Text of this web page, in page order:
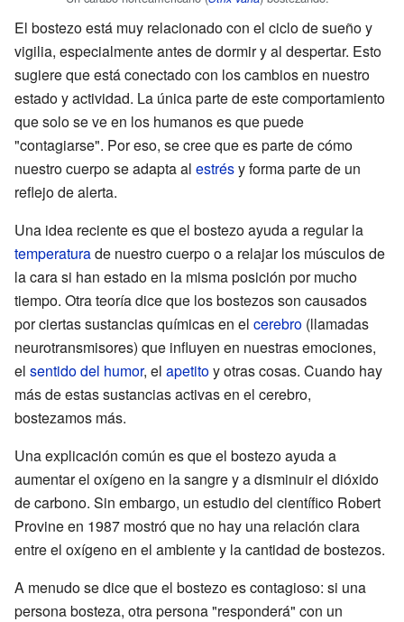
El bostezo está muy relacionado con el ciclo de sueño y
vigilia, especialmente antes de dormir y al despertar. Esto
sugiere que está conectado con los cambios en nuestro
estado y actividad. La única parte de este comportamiento
que solo se ve en los humanos es que puede
"contagiarse". Por eso, se cree que es parte de cómo
nuestro cuerpo se adapta al estrésy forma parte de un
reflejo de alerta.
Una idea reciente es que el bostezo ayuda a regular la
temperaturade nuestro cuerpo o a relajar los músculos de
la cara si han estado en la misma posición por mucho
tiempo. Otra teoría dice que los bostezos son causados
por ciertas sustancias químicas en el cerebro (llamadas
neurotransmisores) que influyen en nuestras emociones,
el sentido del humor, el apetitoy otras cosas. Cuando hay
más de estas sustancias activas en el cerebro,
bostezamos más.
Una explicación común es que el bostezo ayuda a
aumentar el oxígeno en la sangre y a disminuir el dióxido
de carbono. Sin embargo, un estudio del científico Robert
Provine en 1987 mostró que no hay una relación clara
entre el oxígeno en el ambiente y la cantidad de bostezos.
A menudo se dice que el bostezo es contagioso: si una
persona bosteza, otra persona "responderá" con un